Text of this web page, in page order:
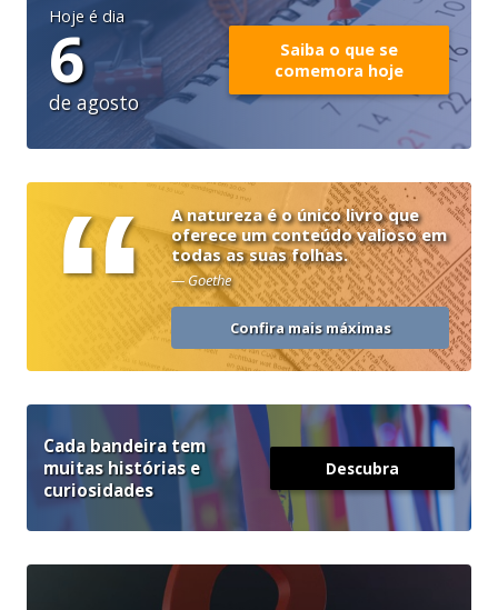
Hoje é dia
6
de agosto
Saiba o que se
comemora hoje
“
A natureza é o único livro que
oferece um conteúdo valioso em
todas as suas folhas.
— Goethe
Confira mais máximas
Cada bandeira tem
muitas histórias e
curiosidades
Descubra